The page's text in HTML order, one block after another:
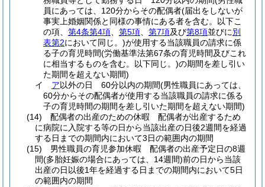
員にあっては、120分からその配偶者(届出をしないが
事実上婚姻関係と同様の事情にある者を含む。以下こ
の項、 第4条第4項 第5項 第7項及び第8項並びに別
表第2において同じ。)が使用する当該職員の請求に係
る子の育児時間(労働基準法第67条の育児時間及びこれ
に相当するものを含む。以下同じ。)の期間を差し引い
た期間を超えない期間)
イ
ア以外の日 60分以内の期間(男性職員にあっては、
60分からその配偶者が使用する当該職員の請求に係る
子の育児時間の期間を差し引いた期間を超えない期間)
(14)
配偶者の出産のための休暇 配偶者が出産するため
に病院に入院する等の日から当該出産の日後2週間を経過
する日までの期間内において3日の範囲内の期間
(15)
男性職員の育児参加休暇 配偶者の出産予定日の8週
間(多胎妊娠の場合にあっては、14週間)前の日から当該
出産の日以後1年を経過する日までの期間内において5日
の範囲内の期間